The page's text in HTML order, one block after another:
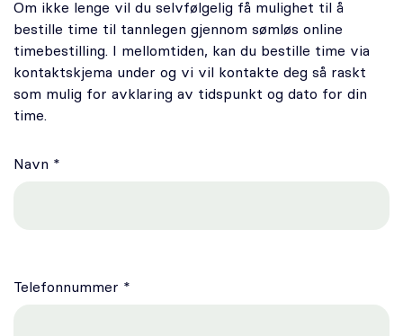
Oral kirurgi
Oral protetikk
Om Odontia Tannlegene
Om ikke lenge vil du selvfølgelig få mulighet til å
bestille time til tannlegen gjennom sømløs online
timebestilling. I mellomtiden, kan du bestille time via
kontaktskjema under og vi vil kontakte deg så raskt
som mulig for avklaring av tidspunkt og dato for din
time.
Navn *
Telefonnummer *